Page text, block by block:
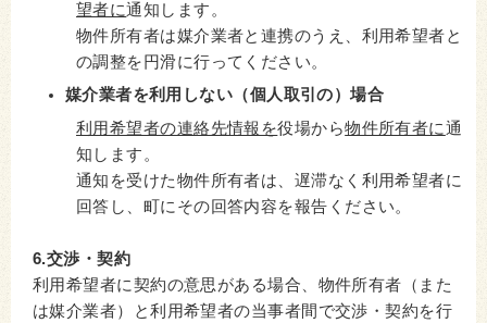
望者に通知します。
物件所有者は媒介業者と連携のうえ、利用希望者と
の調整を円滑に行ってください。
媒介業者を利用しない（個人取引の）場合
利用希望者の連絡先情報を役場から物件所有者に通
知します。
通知を受けた物件所有者は、遅滞なく利用希望者に
回答し、町にその回答内容を報告ください。
6.交渉・契約
利用希望者に契約の意思がある場合、物件所有者（また
は媒介業者）と利用希望者の当事者間で交渉・契約を行